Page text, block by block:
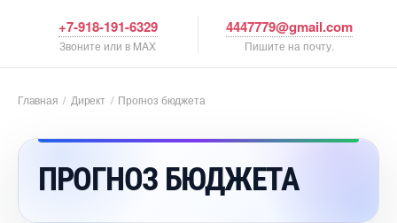
+7-918-191-6329
Звоните или в MAX
4447779@gmail.com
Пишите на почту.
Главная / Директ / Прогноз бюджета
ПРОГНОЗ БЮДЖЕТА